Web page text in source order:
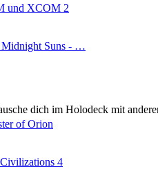
und XCOM 2
Midnight Suns - …
dich im Holodeck mit
of Orion
4